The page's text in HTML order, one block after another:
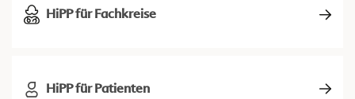
HiPP für Fachkreise
HiPP für Patienten